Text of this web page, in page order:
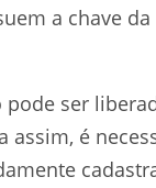
a chave
pode ser
assim, é